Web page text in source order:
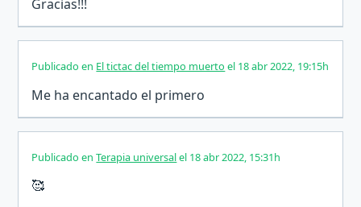
Gracias!!!
Publicado en El tictac del tiempo muerto el 18 abr 2022, 19:15h
Me ha encantado el primero
Publicado enTerapia universalel 18 abr 2022, 15:31h
🥰